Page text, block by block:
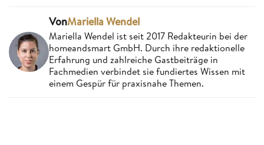
VonMariella Wendel
Mariella Wendel ist seit 2017 Redakteurin bei der
homeandsmart GmbH. Durch ihre redaktionelle
Erfahrung und zahlreiche Gastbeiträge in
Fachmedien verbindet sie fundiertes Wissen mit
einem Gespür für praxisnahe Themen.